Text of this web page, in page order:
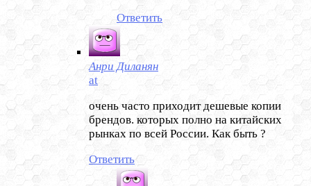
Ответить
Анри Диланян
at
очень часто приходит дешевые копии
брендов. которых полно на китайских
рынках по всей России. Как быть ?
Ответить